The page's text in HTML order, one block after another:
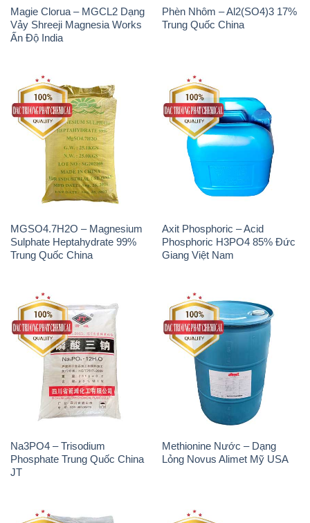
Magie Clorua – MGCL2 Dạng
Vảy Shreeji Magnesia Works
Ấn Độ India
Phèn Nhôm – Al2(SO4)3 17%
Trung Quốc China
MGSO4.7H2O – Magnesium
Sulphate Heptahydrate 99%
Trung Quốc China
Axit Phosphoric – Acid
Phosphoric H3PO4 85% Đức
Giang Việt Nam
Na3PO4 – Trisodium
Phosphate Trung Quốc China
JT
Methionine Nước – Dạng
Lỏng Novus Alimet Mỹ USA